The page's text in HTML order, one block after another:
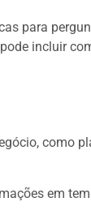
para
incluir
como
em